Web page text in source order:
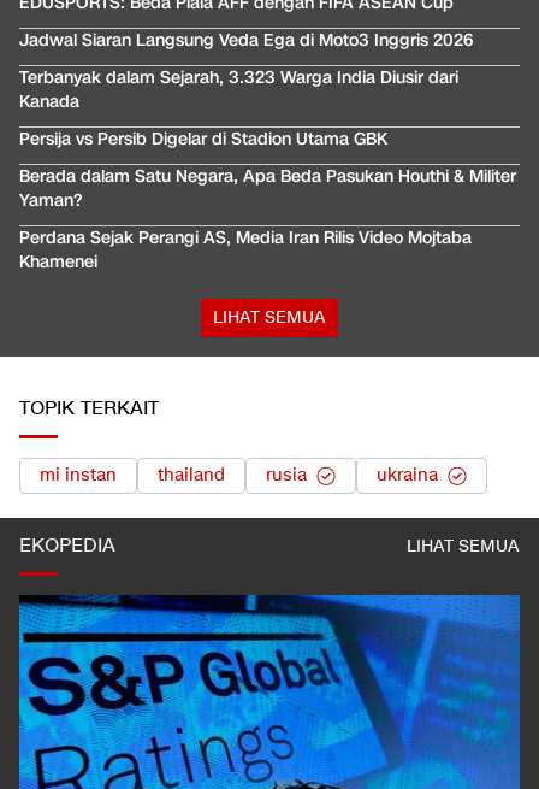
Jadwal Siaran Langsung Veda Ega di Moto3 Inggris 2026
Terbanyak dalam Sejarah, 3.323 Warga India Diusir dari
Kanada
Persija vs Persib Digelar di Stadion Utama GBK
Berada dalam Satu Negara, Apa Beda Pasukan Houthi & Militer
Yaman?
Perdana Sejak Perangi AS, Media Iran Rilis Video Mojtaba
Khamenei
LIHAT SEMUA
TOPIK TERKAIT
mi instan thailand rusia ukraina
EKOPEDIA LIHAT SEMUA